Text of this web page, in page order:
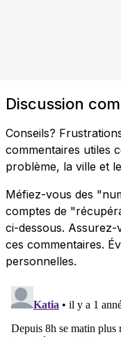
Discussion
Conseils?
commentaires utiles
problème, la ville et
Méfiez-vous des
comptes de
ci-dessous.
ces commentaires.
personnelles.